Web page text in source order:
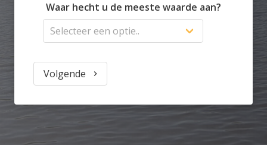
Waar hecht u de meeste waarde aan?
Volgende